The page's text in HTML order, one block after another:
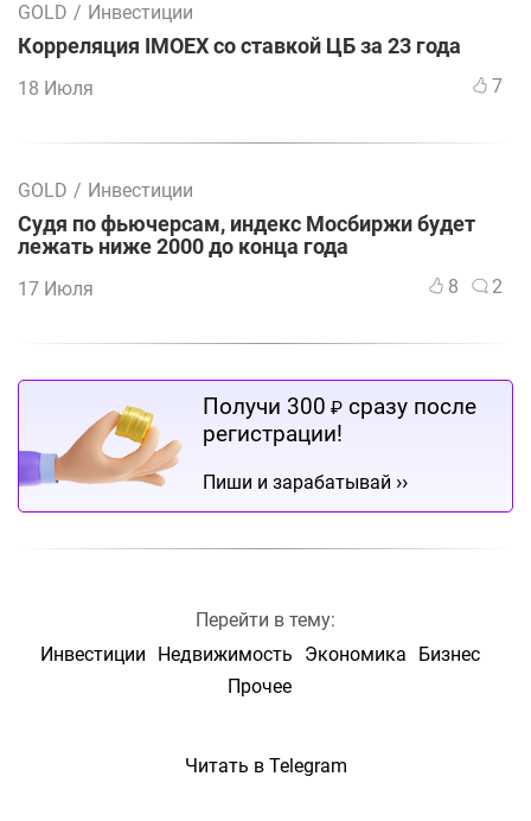
GOLD / Инвестиции
Корреляция IMOEX со ставкой ЦБ за 23 года
18 Июля 7
GOLD / Инвестиции
Судя по фьючерсам, индекс Мосбиржи будет
лежать ниже 2000 до конца года
17 Июля 8 2
Получи 300 ₽ сразу после
регистрации!
Пиши и зарабатывай ››
Перейти в тему:
Инвестиции
Недвижимость Экономика
Бизнес
Прочее
Читать в Telegram